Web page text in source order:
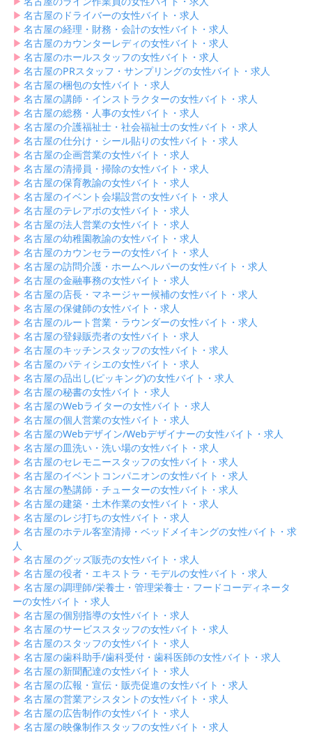
▶︎ 名古屋のドライバーの女性バイト・求人
▶︎ 名古屋の経理・財務・会計の女性バイト・求人
▶︎ 名古屋のカウンターレディの女性バイト・求人
▶︎ 名古屋のホールスタッフの女性バイト・求人
▶︎ 名古屋のPRスタッフ・サンプリングの女性バイト・求人
▶︎ 名古屋の梱包の女性バイト・求人
▶︎ 名古屋の講師・インストラクターの女性バイト・求人
▶︎ 名古屋の総務・人事の女性バイト・求人
▶︎ 名古屋の介護福祉士・社会福祉士の女性バイト・求人
▶︎ 名古屋の仕分け・シール貼りの女性バイト・求人
▶︎ 名古屋の企画営業の女性バイト・求人
▶︎ 名古屋の清掃員・掃除の女性バイト・求人
▶︎ 名古屋の保育教諭の女性バイト・求人
▶︎ 名古屋のイベント会場設営の女性バイト・求人
▶︎ 名古屋のテレアポの女性バイト・求人
▶︎ 名古屋の法人営業の女性バイト・求人
▶︎ 名古屋の幼稚園教諭の女性バイト・求人
▶︎ 名古屋のカウンセラーの女性バイト・求人
▶︎ 名古屋の訪問介護・ホームヘルパーの女性バイト・求人
▶︎ 名古屋の金融事務の女性バイト・求人
▶︎ 名古屋の店長・マネージャー候補の女性バイト・求人
▶︎ 名古屋の保健師の女性バイト・求人
▶︎ 名古屋のルート営業・ラウンダーの女性バイト・求人
▶︎ 名古屋の登録販売者の女性バイト・求人
▶︎ 名古屋のキッチンスタッフの女性バイト・求人
▶︎ 名古屋のパティシエの女性バイト・求人
▶︎ 名古屋の品出し(ピッキング)の女性バイト・求人
▶︎ 名古屋の秘書の女性バイト・求人
▶︎ 名古屋のWebライターの女性バイト・求人
▶︎ 名古屋の個人営業の女性バイト・求人
▶︎ 名古屋のWebデザイン/Webデザイナーの女性バイト・求人
▶︎ 名古屋の皿洗い・洗い場の女性バイト・求人
▶︎ 名古屋のセレモニースタッフの女性バイト・求人
▶︎ 名古屋のイベントコンパニオンの女性バイト・求人
▶︎ 名古屋の塾講師・チューターの女性バイト・求人
▶︎ 名古屋の建築・土木作業の女性バイト・求人
▶︎ 名古屋のレジ打ちの女性バイト・求人
▶︎ 名古屋のホテル客室清掃・ベッドメイキングの女性バイト・求
人
▶︎ 名古屋のグッズ販売の女性バイト・求人
▶︎ 名古屋の役者・エキストラ・モデルの女性バイト・求人
▶︎ 名古屋の調理師/栄養士・管理栄養士・フードコーディネータ
ーの女性バイト・求人
▶︎ 名古屋の個別指導の女性バイト・求人
▶︎ 名古屋のサービススタッフの女性バイト・求人
▶︎ 名古屋のスタッフの女性バイト・求人
▶︎ 名古屋の歯科助手/歯科受付・歯科医師の女性バイト・求人
▶︎ 名古屋の新聞配達の女性バイト・求人
▶︎ 名古屋の広報・宣伝・販売促進の女性バイト・求人
▶︎ 名古屋の営業アシスタントの女性バイト・求人
▶︎ 名古屋の広告制作の女性バイト・求人
▶︎ 名古屋の映像制作スタッフの女性バイト・求人